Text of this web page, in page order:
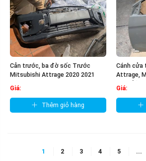
Cản trước, ba đờ sốc Trước
Mitsubishi Attrage 2020 2021
Giá:
Thêm giỏ hàng
Cánh
Attrage,
và phải)
Giá:
1 2 3 4 5 ...